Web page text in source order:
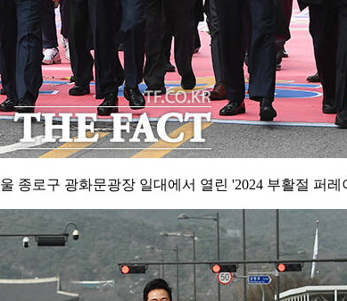
종로구 광화문광장 일대에서 열린 '2024 부활절 퍼